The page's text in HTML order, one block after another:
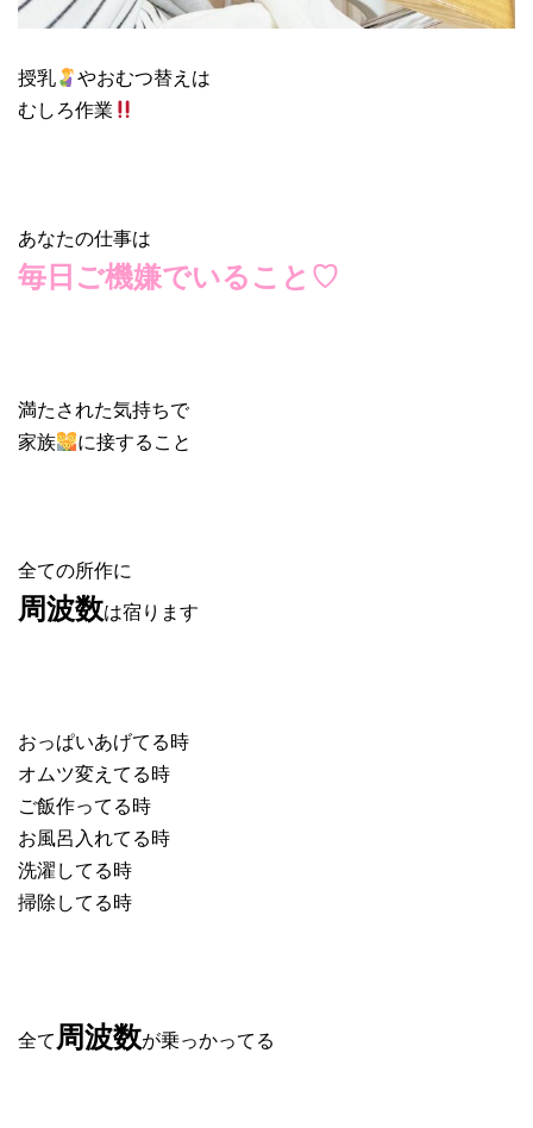
授乳
やおむつ替えは
むしろ作業
あなたの仕事は
毎日ご機嫌でいること♡
満たされた気持ちで
家族
に接すること
全ての所作に
周波数は宿ります
おっぱいあげてる時
オムツ変えてる時
ご飯作ってる時
お風呂入れてる時
洗濯してる時
掃除してる時
全て周波数が乗っかってる